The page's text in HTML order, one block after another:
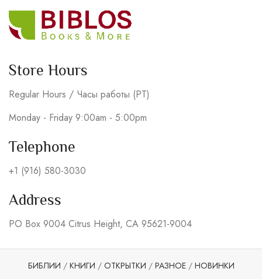
Store Hours
Regular Hours / Часы работы (PT)
Monday - Friday 9:00am - 5:00pm
Telephone
+1 (916) 580-3030
Address
PO Box 9004 Citrus Height, CA 95621-9004
БИБЛИИ / КНИГИ / ОТКРЫТКИ / РАЗНОЕ/ НОВИНКИ